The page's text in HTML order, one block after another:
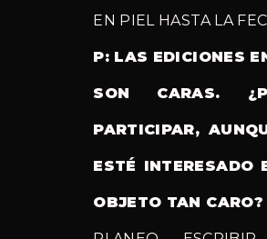
EN PIEL HASTA LA
P: LAS EDICIONES
SON CARAS.
PARTICIPAR,
ESTÉ INTERESADO
OBJETO TAN CARO?